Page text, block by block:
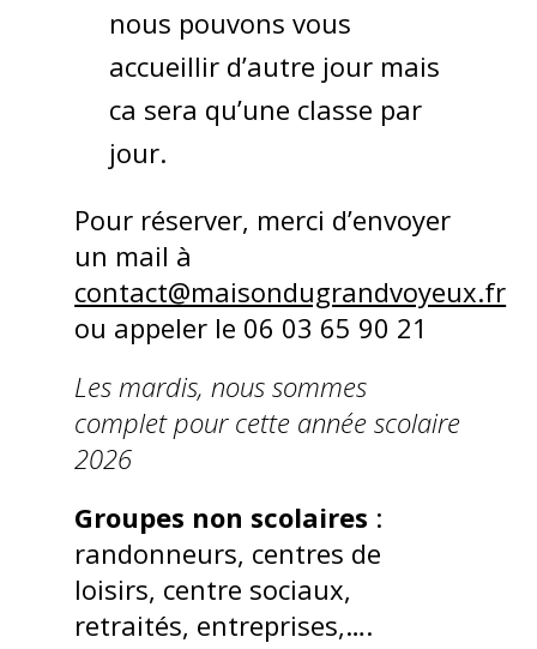
nous pouvons vous
accueillir d’autre jour mais
ca sera qu’une classe par
jour.
Pour réserver, merci d’envoyer
un mail à
contact@maisondugrandvoyeux.fr
ou appeler le 06 03 65 90 21
Les mardis, nous sommes
complet pour cette année scolaire
2026
Groupes non scolaires :
randonneurs, centres de
loisirs, centre sociaux,
retraités, entreprises,….